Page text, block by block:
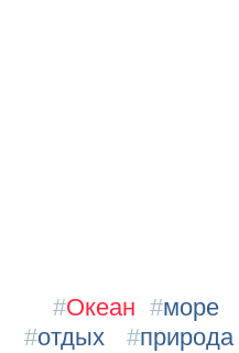
#Океан #море
#отдых #природа